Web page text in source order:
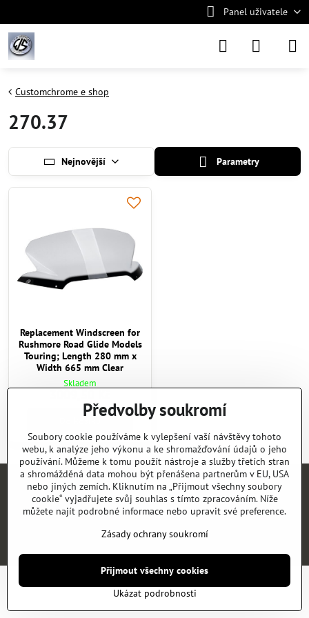
Panel uživatele
Customchrome e shop
270.37
Nejnovější Parametry
Replacement Windscreen for
Rushmore Road Glide Models
Touring; Length 280 mm x
Width 665 mm Clear
Skladem
ÚvodE-SHOPKATALOGYNEWSKONTAKT REFERENCE
Předvolby soukromíZásady ochrany soukromí
Předvolby soukromí
Soubory cookie používáme k vylepšení vaší návštěvy tohoto
webu, k analýze jeho výkonu a ke shromažďování údajů o jeho
používání. Můžeme k tomu použít nástroje a služby třetích stran
a shromážděná data mohou být přenášena partnerům v EU, USA
nebo jiných zemích. Kliknutím na „Přijmout všechny soubory
cookie“ vyjadřujete svůj souhlas s tímto zpracováním. Níže
můžete najít podrobné informace nebo upravit své preference.
Zásady ochrany soukromí
Ukázat podrobnosti
Přijmout všechny cookies